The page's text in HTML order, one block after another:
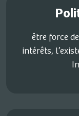
être force
intérêts,